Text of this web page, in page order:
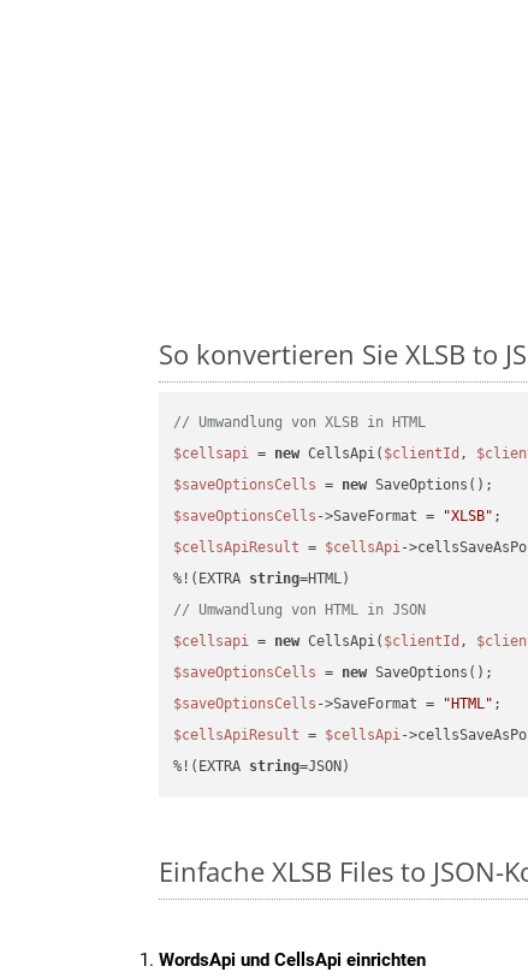
So konvertieren Sie XLSB to
// Umwandlung von XLSB in HTML
$cellsapi = new CellsApi( $clientId ,
$saveOptionsCells = new
$saveOptionsCells ->SaveFormat = "XLSB"
$cellsApiResult = $cellsApi-
%!(EXTRA string
// Umwandlung von HTML in JSON
$cellsapi = new CellsApi( $clientId ,
$saveOptionsCells = new
$saveOptionsCells ->SaveFormat = "HTML"
$cellsApiResult = $cellsApi-
%!(EXTRA string=JSON)
Einfache XLSB Files to
WordsApi und CellsApi einrichten